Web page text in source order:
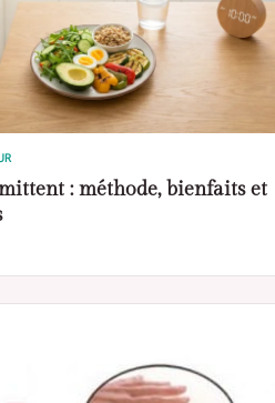
: méthode, bienfaits et